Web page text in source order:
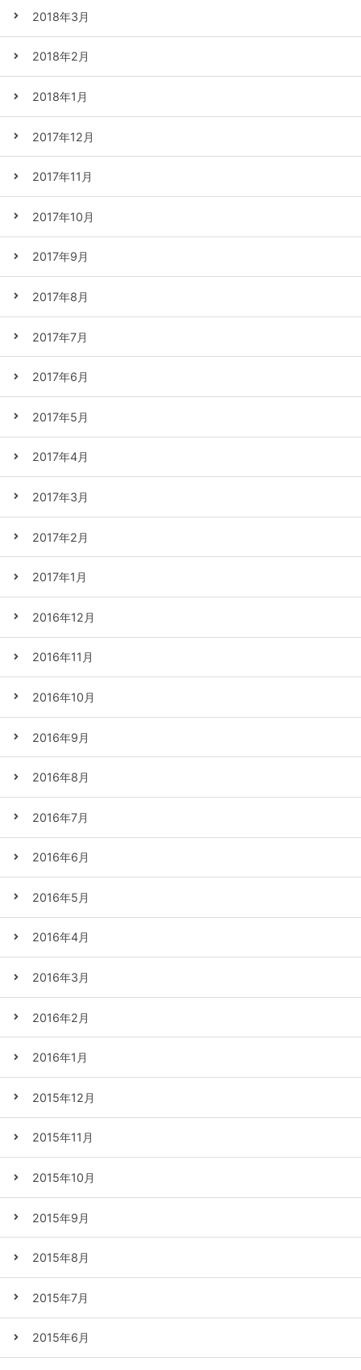
2018年3月
2018年2月
2018年1月
2017年12月
2017年11月
2017年10月
2017年9月
2017年8月
2017年7月
2017年6月
2017年5月
2017年4月
2017年3月
2017年2月
2017年1月
2016年12月
2016年11月
2016年10月
2016年9月
2016年8月
2016年7月
2016年6月
2016年5月
2016年4月
2016年3月
2016年2月
2016年1月
2015年12月
2015年11月
2015年10月
2015年9月
2015年8月
2015年7月
2015年6月